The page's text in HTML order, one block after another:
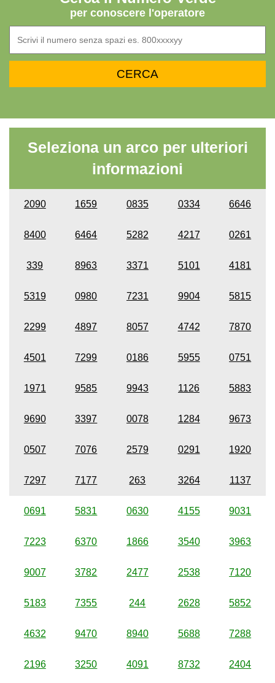
per conoscere l'operatore
Seleziona un arco per ulteriori
informazioni
2090 1659 0835 0334 6646
8400 6464 5282 4217 0261
339 8963 3371 5101 4181
5319 0980 7231 9904 5815
2299 4897 8057 4742 7870
4501 7299 0186 5955 0751
1971 9585 9943 1126 5883
9690 3397 0078 1284 9673
0507 7076 2579 0291 1920
7297 7177 263 3264 1137
0691 5831 0630 4155 9031
7223 6370 1866 3540 3963
9007 3782 2477 2538 7120
5183 7355 244 2628 5852
4632 9470 8940 5688 7288
2196 3250 4091 8732 2404